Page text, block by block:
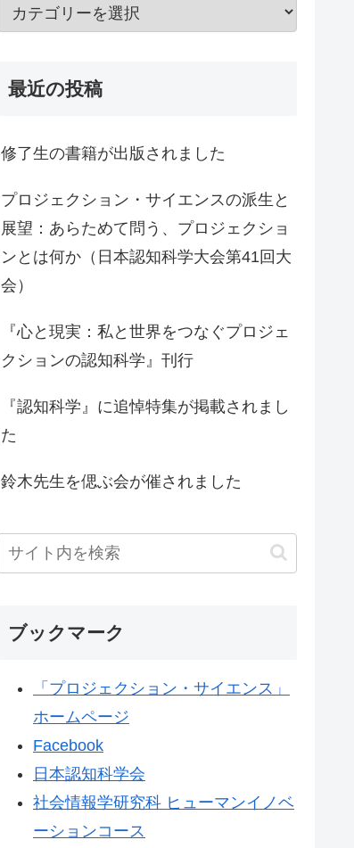
最近の投稿
修了生の書籍が出版されました
プロジェクション・サイエンスの派生と
展望：あらためて問う、プロジェクショ
ンとは何か（日本認知科学大会第41回大
会）
『心と現実：私と世界をつなぐプロジェ
クションの認知科学』刊行
『認知科学』に追悼特集が掲載されまし
た
鈴木先生を偲ぶ会が催されました
ブックマーク
「プロジェクション・サイエンス」
ホームページ
Facebook
日本認知科学会
社会情報学研究科 ヒューマンイノベ
ーションコース